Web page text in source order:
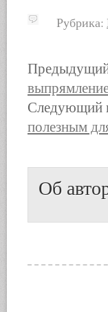
Рубрика:
полезным
Об